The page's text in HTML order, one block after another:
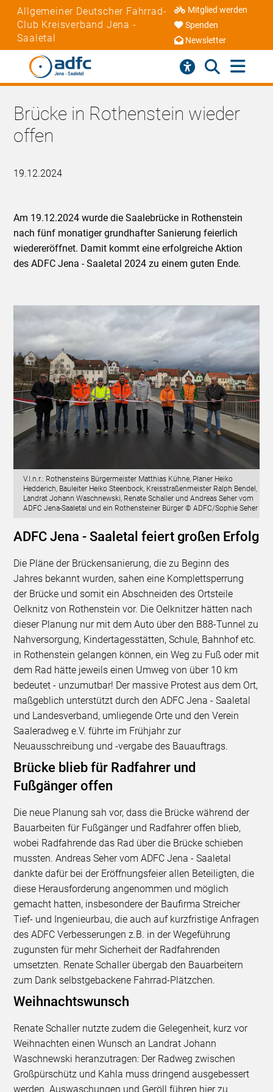
Allgemeiner Deutscher Fahrrad-
Club Kreisverband Jena -
Saaletal
Mitglied werden
Spenden
Newsletter
Brücke in Rothenstein wieder
offen
19.12.2024
Am 19.12.2024 wurde die Saalebrücke in Rothenstein
nach fünf monatiger grundhafter Sanierung feierlich
wiedereröffnet. Damit kommt eine erfolgreiche Aktion
des ADFC Jena - Saaletal 2024 zu einem guten Ende.
V.l.n.r.: Rothensteins Bürgermeister Matthias Kühne, Planer Heiko
Hedderich, Bauleiter Heiko Steenbock, Kreisstraßenmeister Ralph Bendel,
Landrat Johann Waschnewski, Renate Schaller und Andreas Seher vom
ADFC Jena-Saaletal und ein Rothensteiner Bürger © ADFC/Sophie Seher
ADFC Jena - Saaletal feiert großen Erfolg
Die Pläne der Brückensanierung, die zu Beginn des
Jahres bekannt wurden, sahen eine Komplettsperrung
der Brücke und somit ein Abschneiden des Ortsteile
Oelknitz von Rothenstein vor. Die Oelknitzer hätten nach
dieser Planung nur mit dem Auto über den B88-Tunnel zu
Nahversorgung, Kindertagesstätten, Schule, Bahnhof etc.
in Rothenstein gelangen können, ein Weg zu Fuß oder mit
dem Rad hätte jeweils einen Umweg von über 10 km
bedeutet - unzumutbar! Der massive Protest aus dem Ort,
maßgeblich unterstützt durch den ADFC Jena - Saaletal
und Landesverband, umliegende Orte und den Verein
Saaleradweg e.V. führte im Frühjahr zur
Neuausschreibung und -vergabe des Bauauftrags.
Brücke blieb für Radfahrer und
Fußgänger offen
Die neue Planung sah vor, dass die Brücke während der
Bauarbeiten für Fußgänger und Radfahrer offen blieb,
wobei Radfahrende das Rad über die Brücke schieben
mussten. Andreas Seher vom ADFC Jena - Saaletal
dankte dafür bei der Eröffnungsfeier allen Beteiligten, die
diese Herausforderung angenommen und möglich
gemacht hatten, insbesondere der Baufirma Streicher
Tief- und Ingenieurbau, die auch auf kurzfristige Anfragen
des ADFC Verbesserungen z.B. in der Wegeführung
zugunsten für mehr Sicherheit der Radfahrenden
umsetzten. Renate Schaller übergab den Bauarbeitern
zum Dank selbstgebackene Fahrrad-Plätzchen.
Weihnachtswunsch
Renate Schaller nutzte zudem die Gelegenheit, kurz vor
Weihnachten einen Wunsch an Landrat Johann
Waschnewski heranzutragen: Der Radweg zwischen
Großpürschütz und Kahla muss dringend ausgebessert
werden. Auswaschungen und Geröll führen hier zu